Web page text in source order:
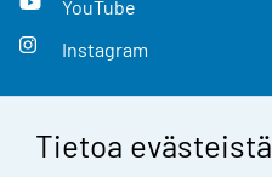
Tietoa evästeistä
YouTube
Instagram
Yhteystiedot